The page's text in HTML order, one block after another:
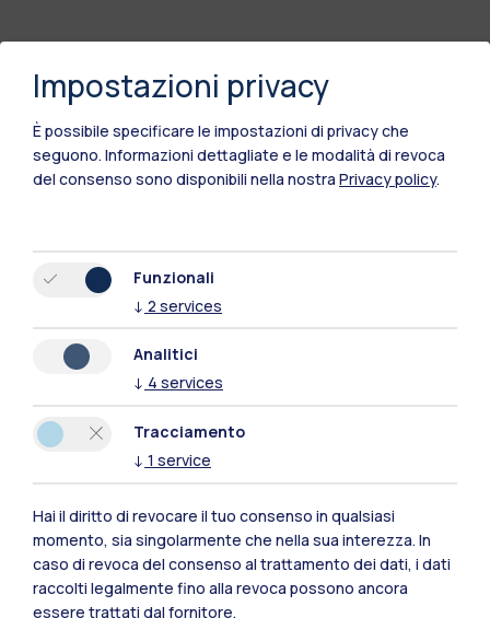
Polimi Community
Tutti i siti dell’ecosistema
Impostazioni privacy
È possibile specificare le impostazioni di privacy che
seguono. Informazioni dettagliate e le modalità di revoca
del consenso sono disponibili nella nostra Privacy policy.
Funzionali
↓ 2 services
Analitici
↓ 4 services
Tracciamento
↓ 1 service
Hai il diritto di revocare il tuo consenso in qualsiasi
momento, sia singolarmente che nella sua interezza. In
caso di revoca del consenso al trattamento dei dati, i dati
raccolti legalmente fino alla revoca possono ancora
essere trattati dal fornitore.